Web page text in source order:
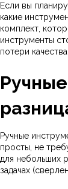
Если вы
какие
комплект,
инструменты
потери качества.
Ручные
просты, не
для небольших
задачах